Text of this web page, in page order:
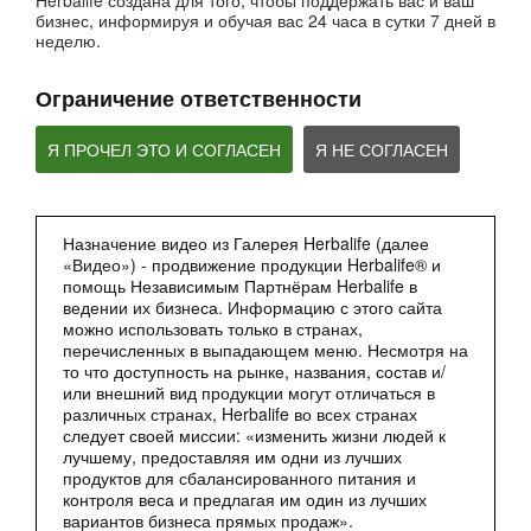
бизнес, информируя и обучая вас 24 часа в сутки 7 дней в
неделю.
Ограничение ответственности
Я ПРОЧЕЛ ЭТО И СОГЛАСЕН Я НЕ СОГЛАСЕН
Назначение видео из Галерея Herbalife (далее
«Видео») - продвижение продукции Herbalife® и
помощь Независимым Партнёрам Herbalife в
ведении их бизнеса. Информацию с этого сайта
можно использовать только в странах,
перечисленных в выпадающем меню. Несмотря на
то что доступность на рынке, названия, состав и/
или внешний вид продукции могут отличаться в
различных странах, Herbalife во всех странах
следует своей миссии: «изменить жизни людей к
лучшему, предоставляя им одни из лучших
продуктов для сбалансированного питания и
контроля веса и предлагая им один из лучших
вариантов бизнеса прямых продаж».
Мультфильм - Формула 1 Вечерний Коктейль
Сбалансированное питание 24 часа